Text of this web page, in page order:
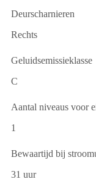
Deurscharnieren
Rechts
Geluidsemissieklasse
C
Aantal niveaus voor
1
Bewaartijd bij
31 uur